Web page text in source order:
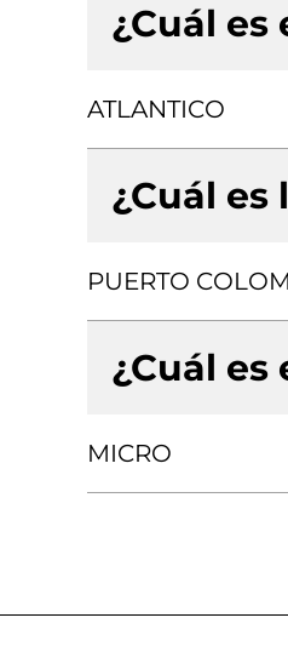
¿Cuál
ATLANTICO
¿Cuál
PUERTO
¿Cuál
MICRO